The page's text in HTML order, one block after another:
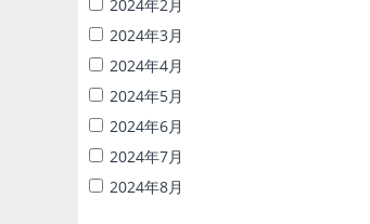
1/24 DETAIL UP PARTS
BLIND BOX TOY
Capsule toy
MINICAR 1/18
MINICAR 1/43
2024年2月
2024年3月
2024年4月
2024年5月
2024年6月
2024年7月
2024年8月